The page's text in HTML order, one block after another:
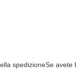
spedizioneSe avete